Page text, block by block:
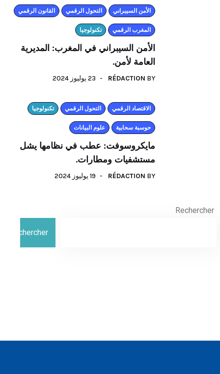
الأمن السيبراني التحول الرقمي القانون الرقمي
المغرب الرقمي تكنولوجيا
الأمن السيبراني في المغرب: المديرية
العامة لأمن.
BY
RÉDACTION 23 يوليوز 2024
اﻻقتصاد الرقمي التحول الرقمي تكنولوجيا
حوسبة سحابية علوم البيانات
مايكروسوفت: عطب في نظامها يشل
مستشفيات ومطارات.
BY
RÉDACTION 19 يوليوز 2024
Rechercher
Rechercher